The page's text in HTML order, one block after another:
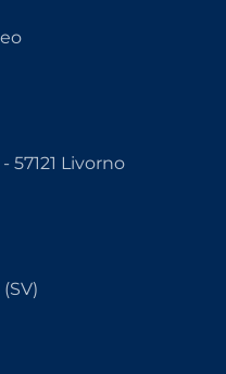
57121 Livorno